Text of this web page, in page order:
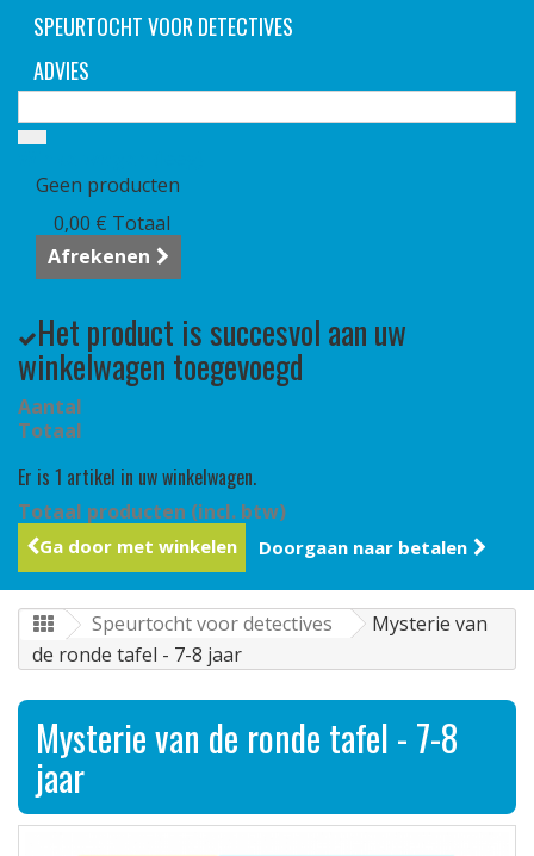
SPEURTOCHT VOOR DETECTIVES
ADVIES
Geen producten
0,00 € Totaal
Afrekenen
Het product is succesvol aan uw
winkelwagen toegevoegd
Aantal
Totaal
Er is 1 artikel in uw winkelwagen.
Totaal producten (incl. btw)
Ga door met winkelen Doorgaan naar betalen
Speurtocht voor detectives
Mysterie van
de ronde tafel - 7-8 jaar
Mysterie van de ronde tafel - 7-8
jaar